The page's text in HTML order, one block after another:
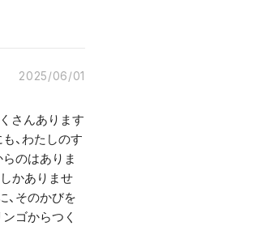
2025/06/01
さんあります
、わたしのす
のはありま
かありませ
、そのかびを
ゴからつく